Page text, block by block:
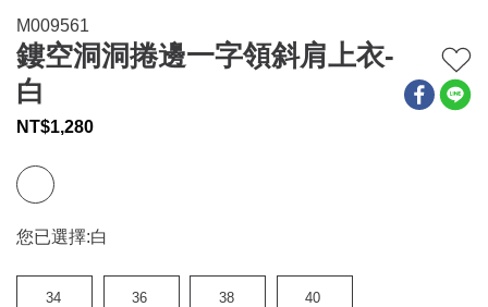
M009561
鏤空洞洞捲邊一字領斜肩上衣-
白
NT$1,280
您已選擇:白
34 36 38 40